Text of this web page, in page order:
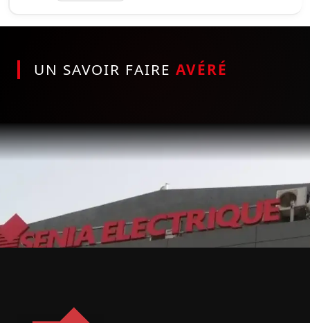
UN SAVOIR FAIRE AVÉRÉ